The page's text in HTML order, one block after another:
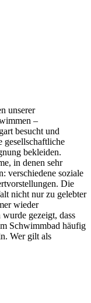
unserer
–
besucht und
gesellschaftliche
bekleiden.
in denen sehr
verschiedene soziale
Die
nicht nur zu gelebter
wieder
gezeigt, dass
Schwimmbad häufig
Wer gilt als